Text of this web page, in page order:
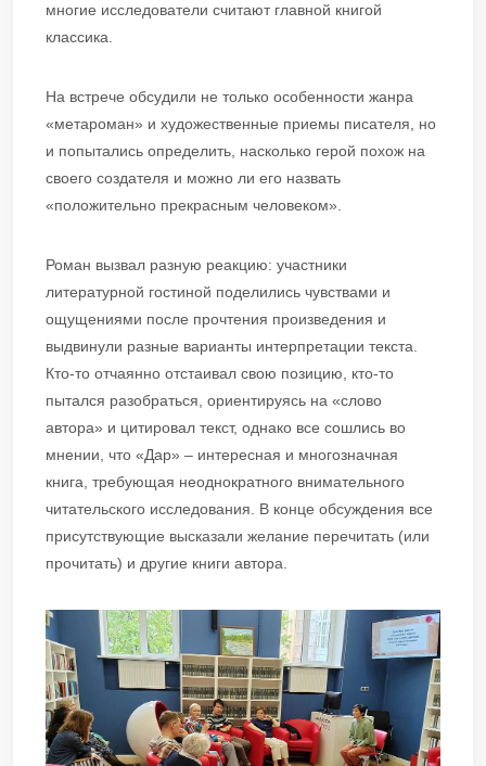
многие исследователи считают главной книгой
классика.
На встрече обсудили не только особенности жанра
«метароман» и художественные приемы писателя, но
и попытались определить, насколько герой похож на
своего создателя и можно ли его назвать
«положительно прекрасным человеком».
Роман вызвал разную реакцию: участники
литературной гостиной поделились чувствами и
ощущениями после прочтения произведения и
выдвинули разные варианты интерпретации текста.
Кто-то отчаянно отстаивал свою позицию, кто-то
пытался разобраться, ориентируясь на «слово
автора» и цитировал текст, однако все сошлись во
мнении, что «Дар» – интересная и многозначная
книга, требующая неоднократного внимательного
читательского исследования. В конце обсуждения все
присутствующие высказали желание перечитать (или
прочитать) и другие книги автора.